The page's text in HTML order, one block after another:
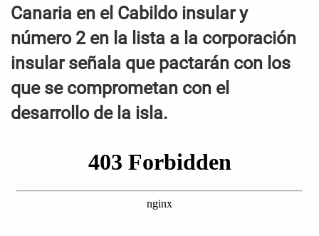
Canaria en el Cabildo insular y
número 2 en la lista a la corporación
insular señala que pactarán con los
que se comprometan con el
desarrollo de la isla.